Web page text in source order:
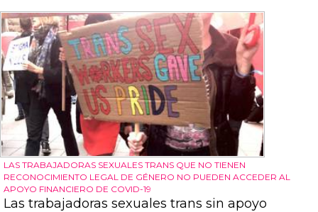
LAS TRABAJADORAS SEXUALES TRANS QUE NO TIENEN
RECONOCIMIENTO LEGAL DE GÉNERO NO PUEDEN ACCEDER AL
APOYO FINANCIERO DE COVID-19
Las trabajadoras sexuales trans sin apoyo